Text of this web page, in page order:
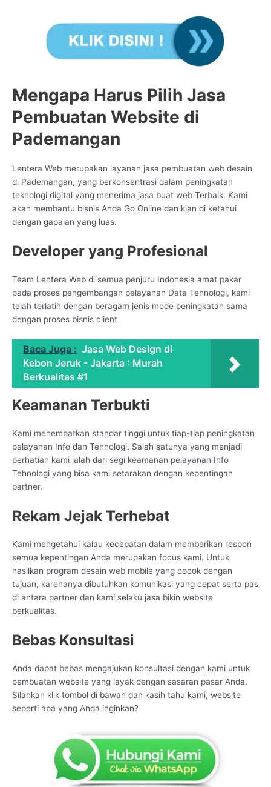
Mengapa Harus Pilih Jasa
Pembuatan Website di
Pademangan
Lentera Web merupakan layanan jasa pembuatan web desain
di Pademangan, yang berkonsentrasi dalam peningkatan
teknologi digital yang menerima jasa buat web Terbaik. Kami
akan membantu bisnis Anda Go Online dan kian di ketahui
dengan gapaian yang luas.
Developer yang Profesional
Team Lentera Web di semua penjuru Indonesia amat pakar
pada proses pengembangan pelayanan Data Tehnologi, kami
telah terlatih dengan beragam jenis mode peningkatan sama
dengan proses bisnis client
Baca Juga : Jasa Web Design di
Kebon Jeruk - Jakarta : Murah
Berkualitas #1
Keamanan Terbukti
Kami menempatkan standar tinggi untuk tiap-tiap peningkatan
pelayanan Info dan Tehnologi. Salah satunya yang menjadi
perhatian kami ialah dari segi keamanan pelayanan Info
Tehnologi yang bisa kami setarakan dengan kepentingan
partner.
Rekam Jejak Terhebat
Kami mengetahui kalau kecepatan dalam memberikan respon
semua kepentingan Anda merupakan focus kami. Untuk
hasilkan program desain web mobile yang cocok dengan
tujuan, karenanya dibutuhkan komunikasi yang cepat serta pas
di antara partner dan kami selaku jasa bikin website
berkualitas.
Bebas Konsultasi
Anda dapat bebas mengajukan konsultasi dengan kami untuk
pembuatan website yang layak dengan sasaran pasar Anda.
Silahkan klik tombol di bawah dan kasih tahu kami, website
seperti apa yang Anda inginkan?